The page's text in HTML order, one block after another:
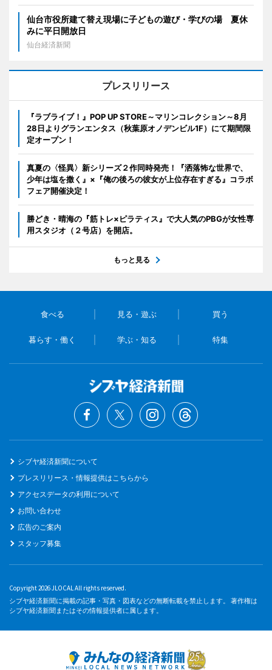
仙台市役所建て替え現場に子どもの遊び・学びの場 夏休
みに平日開放日
仙台経済新聞
プレスリリース
『ラブライブ！』POP UP STORE～マリンコレクション～8月
28日よりグランエンタス（秋葉原オノデンビル1F）にて期間限
定オープン！
真夏の〈怪異〉新シリーズ２作同時発売！『洒落怖な世界で、
少年は塩を撒く』×『俺の後ろの彼女が上位存在すぎる』コラボ
フェア開催決定！
勝どき・晴海の『筋トレ×ピラティス』で大人気のPBGが女性専
用スタジオ（２号店）を開店。
もっと見る
食べる 見る・遊ぶ 買う
暮らす・働く 学ぶ・知る 特集
シブヤ経済新聞について
プレスリリース・情報提供はこちらから
アクセスデータの利用について
お問い合わせ
広告のご案内
スタッフ募集
Copyright 2026 JLOCAL All rights reserved.
シブヤ経済新聞に掲載の記事・写真・図表などの無断転載を禁止します。 著作権は
シブヤ経済新聞またはその情報提供者に属します。